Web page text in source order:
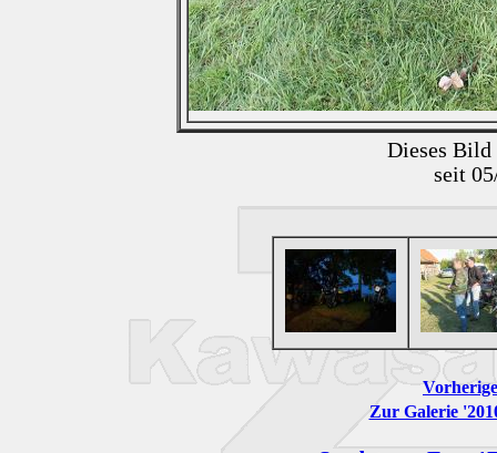
Dieses Bild
seit
Zur Galerie